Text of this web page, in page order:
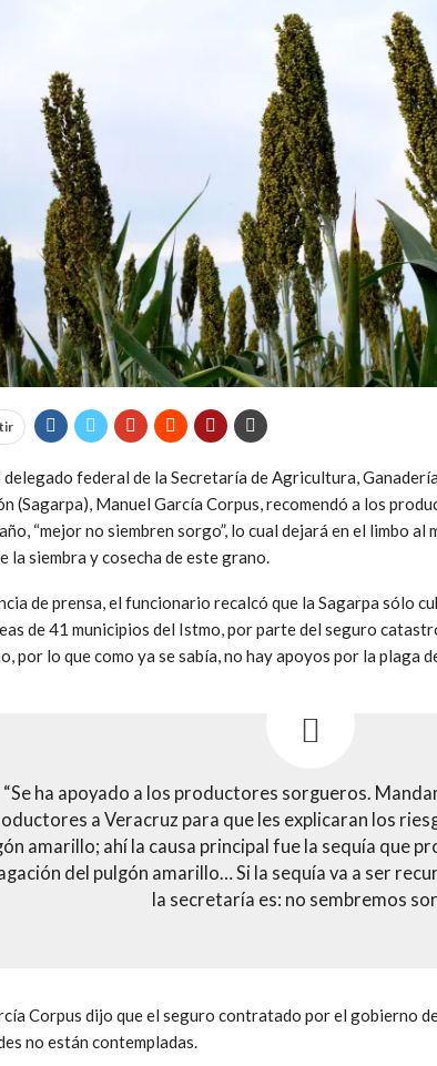
delegado federal de la Secretaría de Agricultura,
(Sagarpa), Manuel García Corpus, recomendó a los
“mejor no siembren sorgo”, lo cual dejará en el limbo al
la siembra y cosecha de este grano.
de prensa, el funcionario recalcó que la Sagarpa sólo
de 41 municipios del Istmo, por parte del seguro
por lo que como ya se sabía, no hay apoyos por la plaga
“Se ha apoyado a los productores sorgueros.
a Veracruz para que les explicaran los
amarillo; ahí la causa principal fue la sequía que
del pulgón amarillo… Si la sequía va a ser
la secretaría es: no sembremos
Corpus dijo que el seguro contratado por el gobierno
no están contempladas.